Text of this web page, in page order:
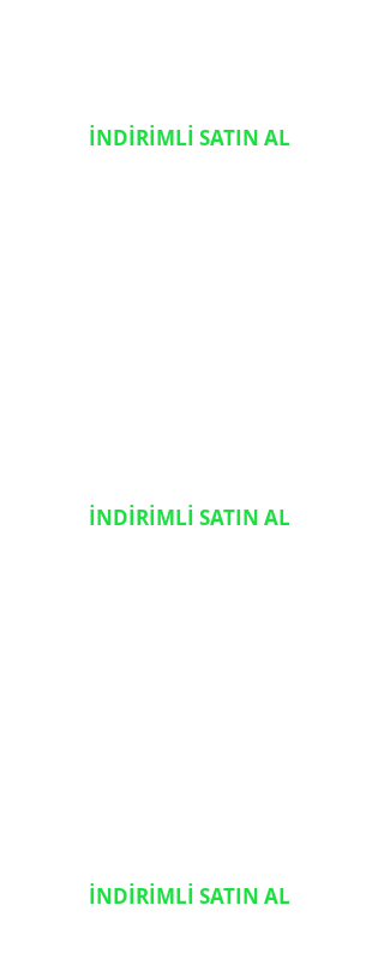
İNDİRİMLİ SATIN AL
İNDİRİMLİ SATIN AL
İNDİRİMLİ SATIN AL